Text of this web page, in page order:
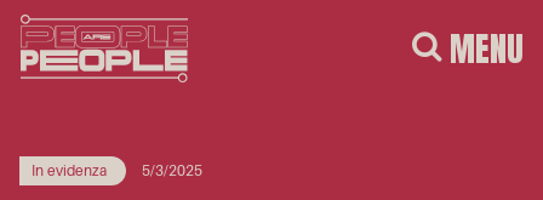
MENU
In evidenza 5/3/2025